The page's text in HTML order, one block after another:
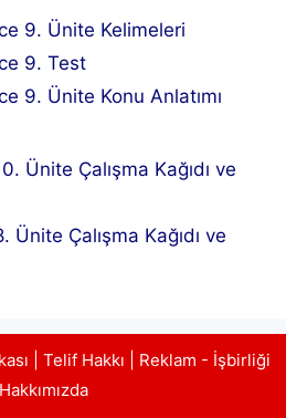
9. Ünite Kelimeleri
9. Test
9. Ünite Konu Anlatımı
Ünite Çalışma Kağıdı ve
Ünite Çalışma Kağıdı ve
Telif Hakkı
Reklam - İşbirliği
Hakkımızda